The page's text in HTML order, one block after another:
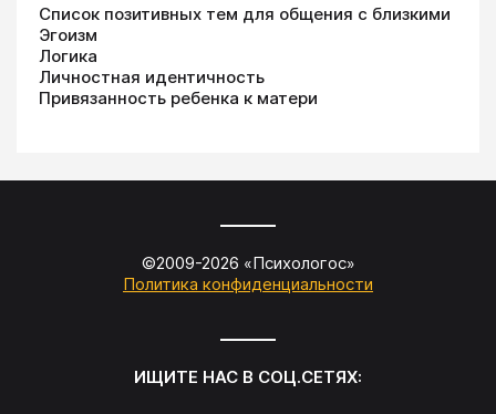
Список позитивных тем для общения с близкими
Эгоизм
Логика
Личностная идентичность
Привязанность ребенка к матери
©2009-2026 «Психологос»
Политика конфиденциальности
ИЩИТЕ НАС В СОЦ.СЕТЯХ: